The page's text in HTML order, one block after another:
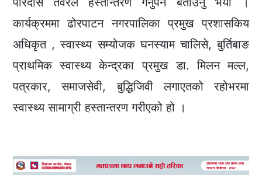
कार्यक्रममा ढोरपाटन नगरपालिका प्रमुख प्रशासकिय
अधिकृत , स्वास्थ्य सम्योजक घनस्याम चालिसे, बुर्तिबाङ
प्राथमिक स्वास्थ्य केन्द्रका प्रमुख डा. मिलन मल्ल,
पत्रकार, समाजसेवी, बुद्धिजिवी लगाएतको रहोभरमा
स्वास्थ्य सामाग्री हस्तान्तरण गरीएको हो ।